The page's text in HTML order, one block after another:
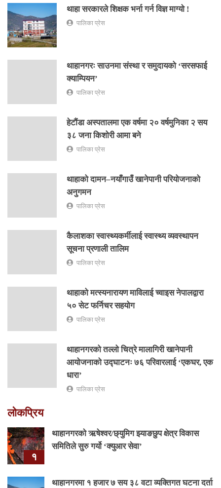
थाहा सरकारले शिक्षक भर्ना गर्न विज्ञ माग्यो !
पालिका प्रेस
थाहानगरः साउनमा संस्था र समुदायको ‘सरसफाई
क्याम्पियन’
पालिका प्रेस
हेटौंडा अस्पतालमा एक वर्षमा २० वर्षमुनिका २ सय
३८ जना किशोरी आमा बने
पालिका प्रेस
थाहाको दामन–नयाँगाउँ खानेपानी परियोजनाको
अनुगमन
पालिका प्रेस
कैलाशका स्वास्थ्यकर्मीलाई स्वास्थ्य व्यवस्थापन
सूचना प्रणाली तालिम
पालिका प्रेस
थाहाको मत्स्यनारायण माविलाई च्वाइस नेपालद्वारा
५० सेट फर्निचर सहयोग
पालिका प्रेस
थाहानगरको तल्लो चित्रे मालागिरी खानेपानी
आयोजनाको उद्घाटनः ७६ परिवारलाई ‘एकघर, एक
धारा’
पालिका प्रेस
लोकप्रिय
१
थाहानगरकाे ऋषेश्वर/छ्युमिग झ्याङछुप क्षेत्र विकास
समितिले सुरु गर्यो ‘क्युआर सेवा’
थाहानगरमा १ हजार ७ सय ३८ वटा व्यक्तिगत घटना दर्ता